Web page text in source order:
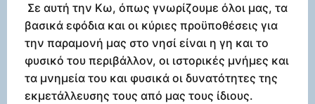
Σε αυτή την Κω, όπως γνωρίζουμε όλοι μας, τα
βασικά εφόδια και οι κύριες προϋποθέσεις για
την παραμονή μας στο νησί είναι η γη και το
φυσικό του περιβάλλον, οι ιστορικές μνήμες και
τα μνημεία του και φυσικά οι δυνατότητες της
εκμετάλλευσης τους από μας τους ίδιους.